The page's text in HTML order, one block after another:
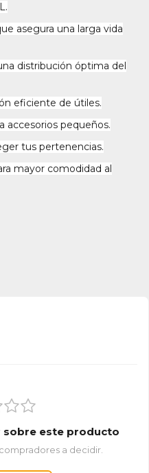
asegura una larga vida
distribución óptima del
eficiente de útiles.
accesorios pequeños.
tus pertenencias.
mayor comodidad al
sobre este producto
a decidir.